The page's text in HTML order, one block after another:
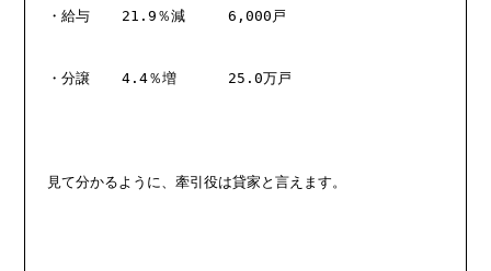
・給与　  21.9％減　　　6,000戸
・分譲　  4.4％増　　　 25.0万戸
見て分かるように、牽引役は貸家と言えます。